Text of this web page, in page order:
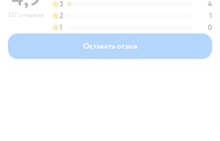
137 отзывов
3
4
2
1
1
0
Оставить отзыв